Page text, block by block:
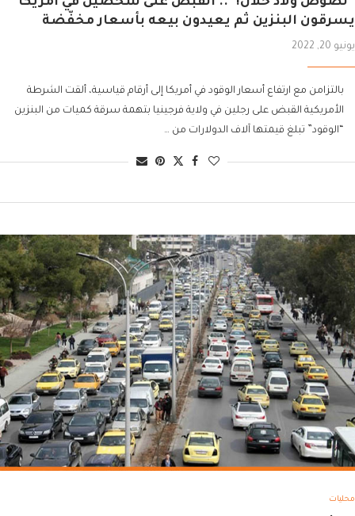
يسرقون البنزين ثم يعيدون بيعه بأسعار مخفّضة
يونيو 20, 2022
بالتزامن مع ارتفاع أسعار الوقود في أمريكا إلى أرقام قياسية، ألقت الشرطة
الأمريكية القبض على رجلين في ولاية فرجينيا بتهمة سرقة كميات من البنزين
“الوقود” تبلغ قيمتها آلاف الدولارات من …
محليات